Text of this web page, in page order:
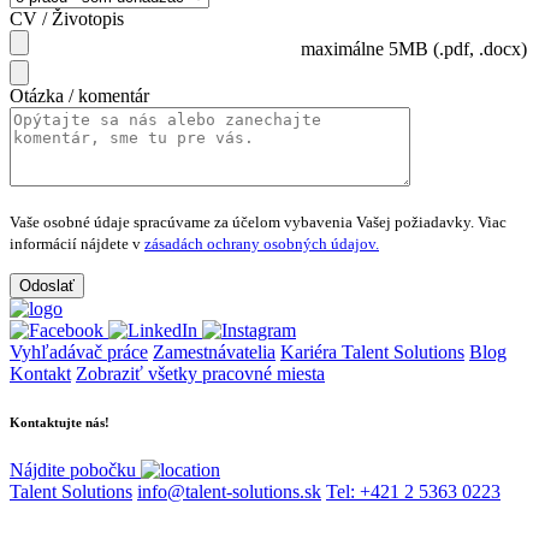
CV / Životopis
maximálne 5MB (.pdf, .docx)
Otázka / komentár
Vaše osobné údaje spracúvame za účelom vybavenia Vašej požiadavky. Viac
informácií nájdete v zásadách ochrany osobných údajov.
Vyhľadávač práce Zamestnávatelia Kariéra Talent Solutions Blog
Kontakt Zobraziť všetky pracovné miesta
Kontaktujte nás!
Nájdite pobočku
Talent Solutions info@talent-solutions.sk Tel: +421 2 5363 0223